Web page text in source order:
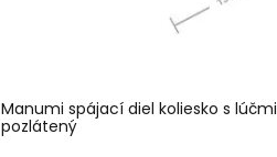
Manumi spájací diel koliesko s
pozlátený